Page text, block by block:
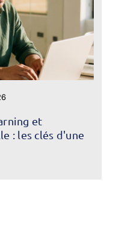
et
: les clés d'une